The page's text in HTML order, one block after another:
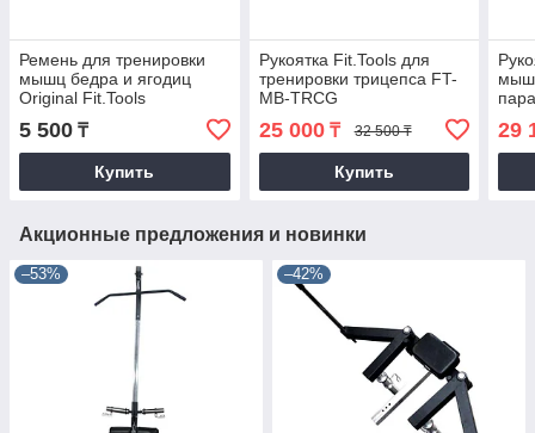
Ремень для тренировки
мышц бедра и ягодиц
Original Fit.Tools
5 500 ₸
Купить
Рукоятка Fit.Tools для
тренировки трицепса FT-
MB-TRCG
25 000₸ 32 500 ₸
Купить
29
Акционные предложения и новинки
–53% –42%